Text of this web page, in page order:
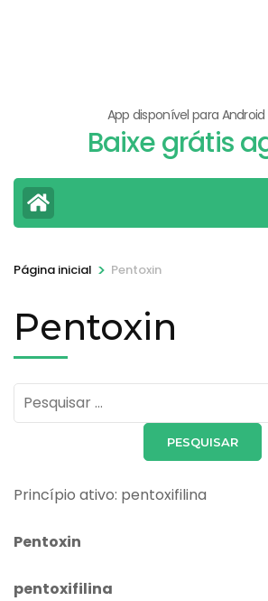
App disponível para Android
Baixe grátis
Página inicial > Pentoxin
Pentoxin
Pesquisar
por:
Princípio ativo: pentoxifilina
Pentoxin
pentoxifilina